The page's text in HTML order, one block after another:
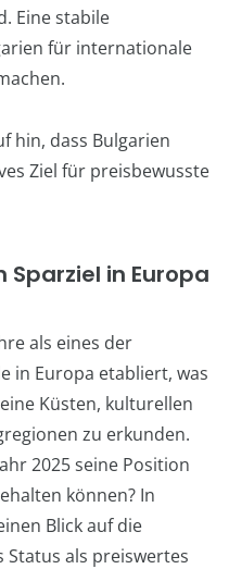
Eine stabile
für internationale
hin, dass Bulgarien
Ziel für preisbewusste
in Europa
als eines der
in Europa etabliert, was
Küsten, kulturellen
zu erkunden.
2025 seine Position
können? In
Blick auf die
als preiswertes